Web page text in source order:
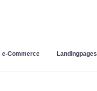
e-Commerce Landingpages